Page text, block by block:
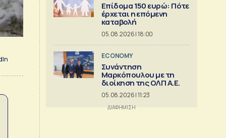
Επίδομα 150 ευρώ: Πότε
έρχεται η επόμενη
καταβολή
05.08.2026 | 18:00
ECONOMY
Συνάντηση
Μαρκόπουλου με τη
διοίκηση της ΟΛΠ Α.Ε.
05.08.2026 | 11:23